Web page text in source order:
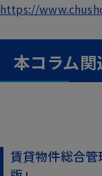
https://
本コラム関
賃貸物件総合